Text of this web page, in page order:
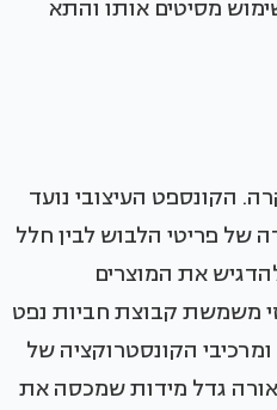
מסיטים אותו והתא
יוקרה. הקונספט העיצובי נועד
של פריטי הלבוש לבין חלל
את המוצרים
משמשת קבוצת חביות נפט
הקונסטרוקציה של
גדל מידות שמכסה את